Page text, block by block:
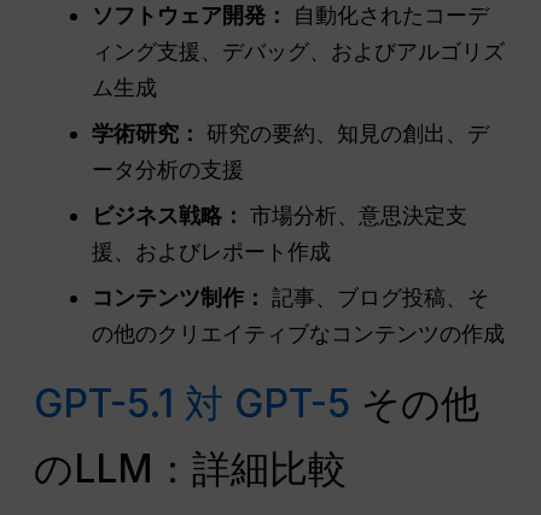
ソフトウェア開発：
自動化されたコーデ
ィング支援、デバッグ、およびアルゴリズ
ム生成
学術研究： 研究の要約、知見の創出、デ
ータ分析の支援
ビジネス戦略： 市場分析、意思決定支
援、およびレポート作成
コンテンツ制作： 記事、ブログ投稿、そ
の他のクリエイティブなコンテンツの作成
GPT-5.1 対 GPT-5 その他
のLLM：詳細比較